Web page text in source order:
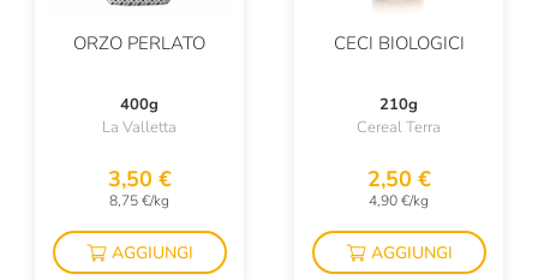
ORZO PERLATO
400g
La Valletta
3,50 €
8,75 €/kg
AGGIUNGI
CECI BIOLOGICI
210g
Cereal Terra
2,50 €
4,90 €/kg
AGGIUNGI